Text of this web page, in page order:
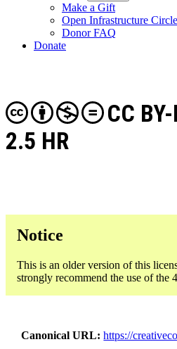
Make a Gift
Open Infrastructure Circle
Donor FAQ
Donate
CC
2.5 HR
Notice
This is an older version of this
strongly recommend the use of the
Canonical URL https://